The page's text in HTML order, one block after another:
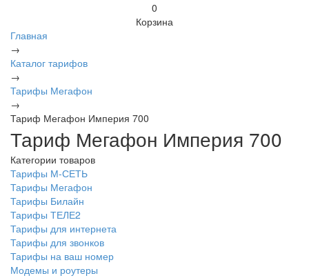
0
Корзина
Главная
→
Каталог тарифов
→
Тарифы Мегафон
→
Тариф Мегафон Империя 700
Тариф Мегафон Империя 700
Категории товаров
Тарифы М-СЕТЬ
Тарифы Мегафон
Тарифы Билайн
Тарифы ТЕЛЕ2
Тарифы для интернета
Тарифы для звонков
Тарифы на ваш номер
Модемы и роутеры